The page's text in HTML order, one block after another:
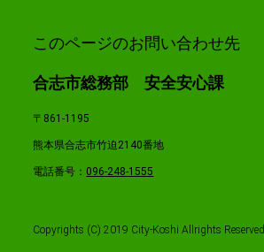
このページのお問い合わせ先
合志市総務部 安全安心課
〒861-1195
熊本県合志市竹迫2140番地
電話番号： 096-248-1555
Copyrights (C) 2019 City-Koshi Allrights Reserved.